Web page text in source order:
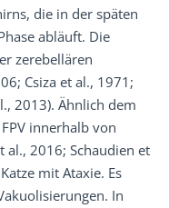
die in der späten
abläuft. Die
zerebellären
Csiza et al., 1971;
2013). Ähnlich dem
innerhalb von
al., 2016; Schaudien et
mit Ataxie. Es
In